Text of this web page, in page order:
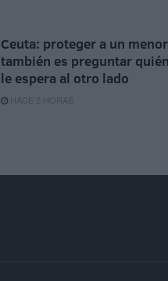
Ceuta: proteger a un menor
también es preguntar quién
le espera al otro lado
HACE 2 HORAS